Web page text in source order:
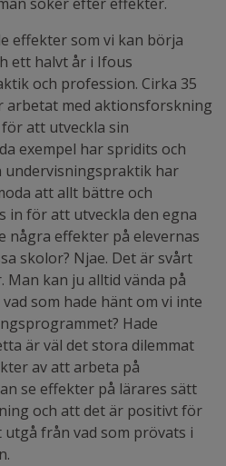
effekter som vi kan börja
ett halvt år i Ifous
och profession. Cirka 35
arbetat med aktionsforskning
att utveckla sin
exempel har spridits och
har
att allt bättre och
in för att utveckla den egna
några effekter på elevernas
skolor? Njae. Det är svårt
Man kan ju alltid vända på
som hade hänt om vi inte
Hade
är väl det stora dilemmat
av att arbeta på
se effekter på lärares sätt
och att det är positivt för
från vad som prövats i